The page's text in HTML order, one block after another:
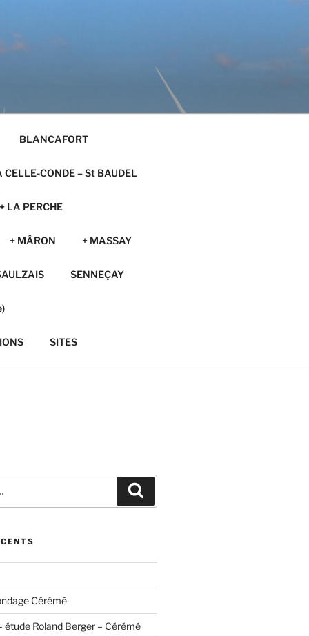
BLANCAFORT
CONDE – St BAUDEL
LA PERCHE
+ MÂRON + MASSAY
SENNEÇAY
SITES
Cérémé
étude Roland Berger – Cérémé